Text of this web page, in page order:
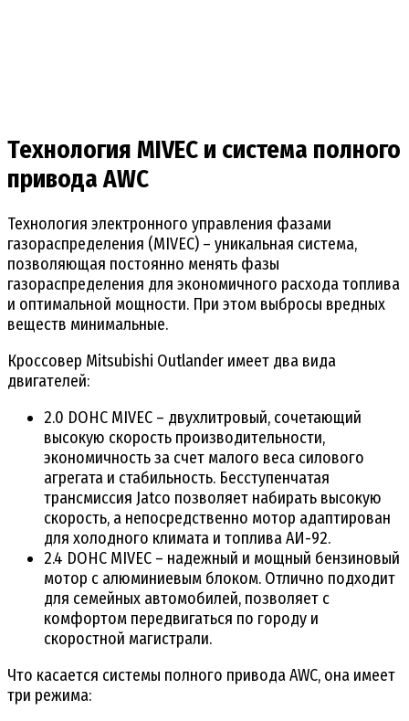
Технология MIVEC и система полного
привода AWC
Технология электронного управления фазами
газораспределения (MIVEC) – уникальная система,
позволяющая постоянно менять фазы
газораспределения для экономичного расхода топлива
и оптимальной мощности. При этом выбросы вредных
веществ минимальные.
Кроссовер Mitsubishi Outlander имеет два вида
двигателей:
2.0 DOHC MIVEC – двухлитровый, сочетающий
высокую скорость производительности,
экономичность за счет малого веса силового
агрегата и стабильность. Бесступенчатая
трансмиссия Jatco позволяет набирать высокую
скорость, а непосредственно мотор адаптирован
для холодного климата и топлива АИ-92.
2.4 DOHC MIVEC – надежный и мощный бензиновый
мотор с алюминиевым блоком. Отлично подходит
для семейных автомобилей, позволяет с
комфортом передвигаться по городу и
скоростной магистрали.
Что касается системы полного привода AWC, она имеет
три режима: